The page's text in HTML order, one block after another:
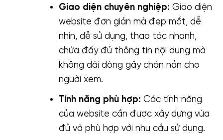
Giao diện chuyên nghiệp: Giao diện
website đơn giản mà đẹp mắt, dễ
nhìn, dễ sử dụng, thao tác nhanh,
chứa đầy đủ thông tin nội dung mà
không dài dòng gây chán nản cho
người xem.
Tính năng phù hợp: Các tính năng
của website cần được xây dựng vừa
đủ và phù hợp với nhu cầu sử dụng.